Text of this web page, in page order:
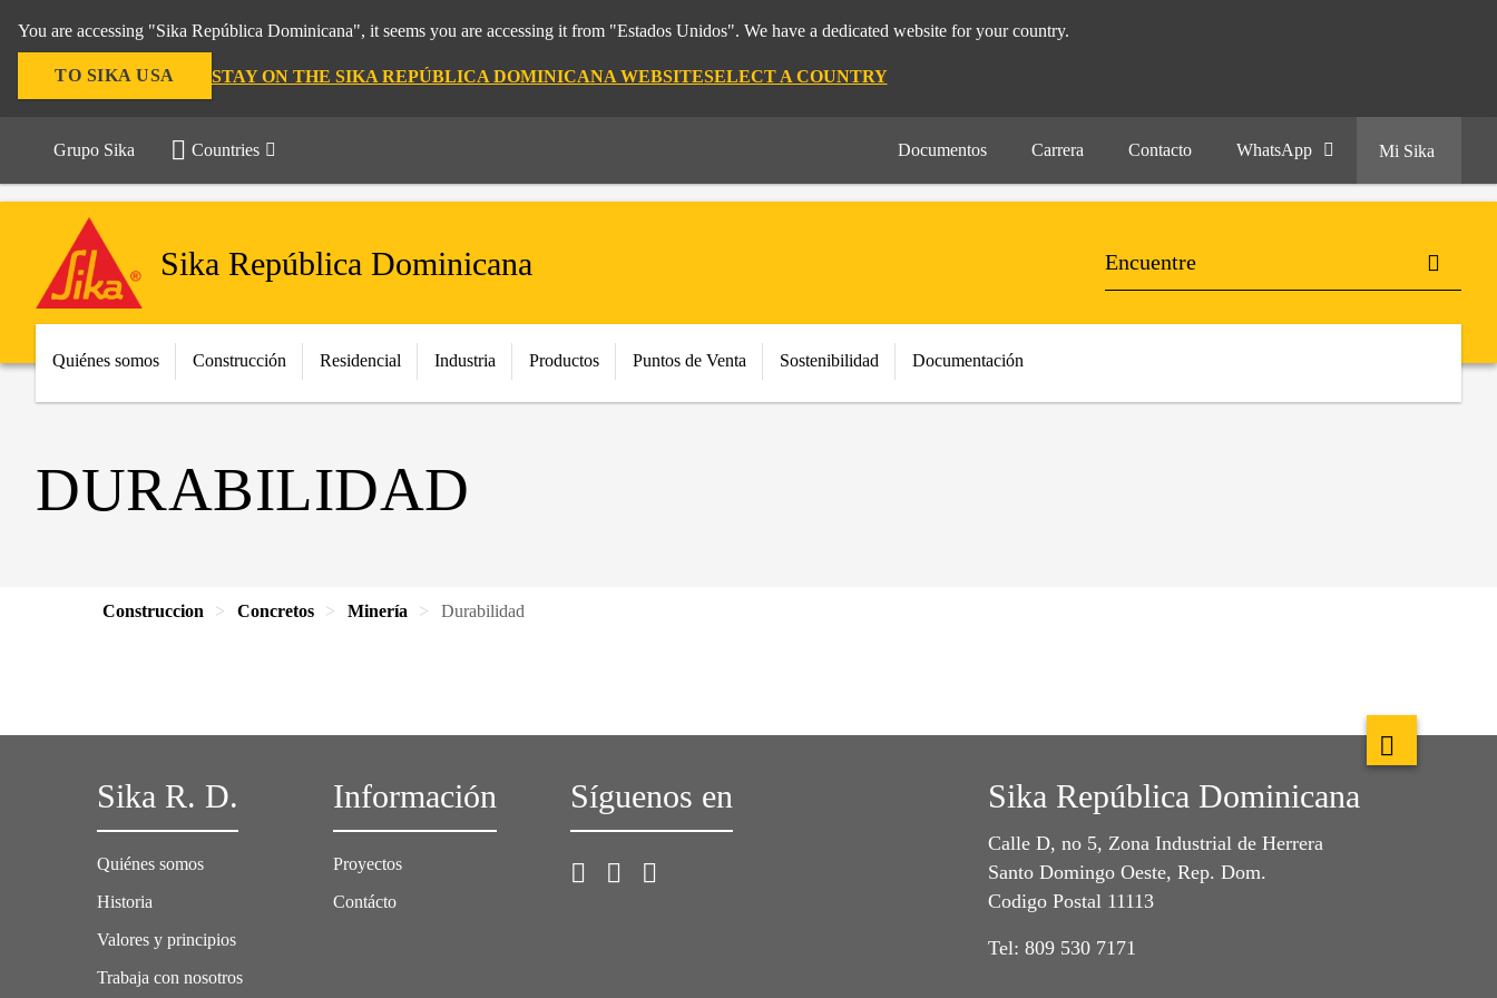
You are accessing "Sika República Dominicana", it seems you are accessing it from "Estados Unidos". We have a dedicated website for your country.
TO SIKA USA STAY ON THE SIKA REPÚBLICA DOMINICANA WEBSITESELECT A COUNTRY
Grupo Sika Countries Documentos Carrera Contacto WhatsApp Mi Sika
Sika República Dominicana
Quiénes somos Construcción Residencial Industria Productos Puntos de Venta Sostenibilidad Documentación
DURABILIDAD
Construccion Concretos Minería Durabilidad
Sika R. D.
Quiénes somos
Historia
Valores y principios
Trabaja con nosotros
Información
Proyectos
Contácto
Síguenos en Sika República Dominicana
Calle D, no 5, Zona Industrial de Herrera
Santo Domingo Oeste, Rep. Dom.
Codigo Postal 11113
Tel: 809 530 7171